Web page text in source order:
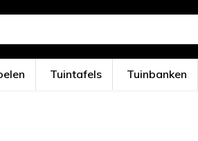
Tuintafels Tuinbanken